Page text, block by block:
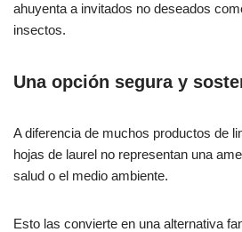
ahuyenta a invitados no deseados
insectos.
Una opción segura y
A diferencia de muchos productos de
hojas de laurel no representan una
salud o el medio ambiente.
Esto las convierte en una alternativa